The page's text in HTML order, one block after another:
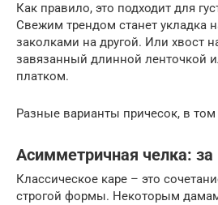
Как правило, это подходит для
Свежим трендом станет укладка
заколками на другой. Или хвост
завязанный длинной ленточкой
платком.
Разные варианты причесок, в
Асимметричная челка: за
Классическое каре – это
строгой формы. Некоторым